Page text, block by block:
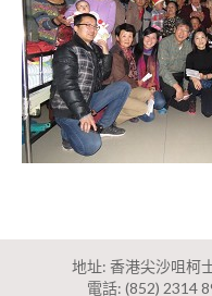
地址: 香港尖沙咀柯
電話: (852) 2314